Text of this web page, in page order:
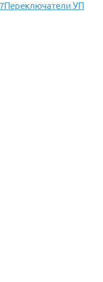
Переключатели УП